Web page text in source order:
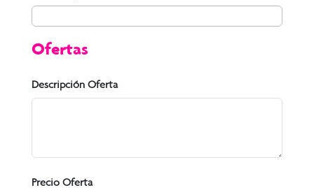
Ofertas
Descripción Oferta
Precio Oferta